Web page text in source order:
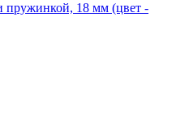
18 мм (цвет -